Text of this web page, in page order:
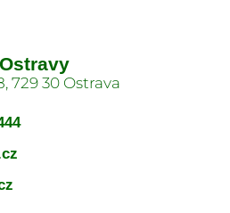
729 30 Ostrava